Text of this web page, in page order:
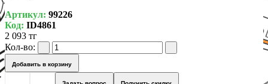
Артикул: 99226
Код: ID4861
2 093 тг
Кол-во:
Добавить в корзину